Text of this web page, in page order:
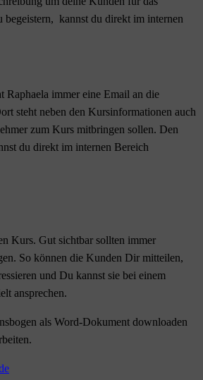
begeistern, kannst du direkt im internen
Raphaela immer eine Email an die
steht neben den Kursinformationen auch
zum Kurs mitbringen sollen. Den
du direkt im internen Bereich
Kurs. Gut sichtbar sollten immer
So können die Kunden Dir mitteilen,
und Du kannst sie bei einem
ansprechen.
als Word-Dokument downloaden